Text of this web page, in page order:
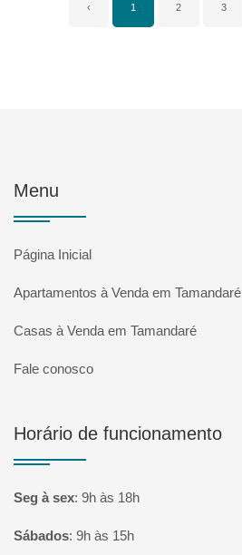
‹ 1 2 3
Menu
Página Inicial
Apartamentos à Venda em Tamandaré
Casas à Venda em Tamandaré
Fale conosco
Horário de funcionamento
Seg à sex: 9h às 18h
Sábados: 9h às 15h